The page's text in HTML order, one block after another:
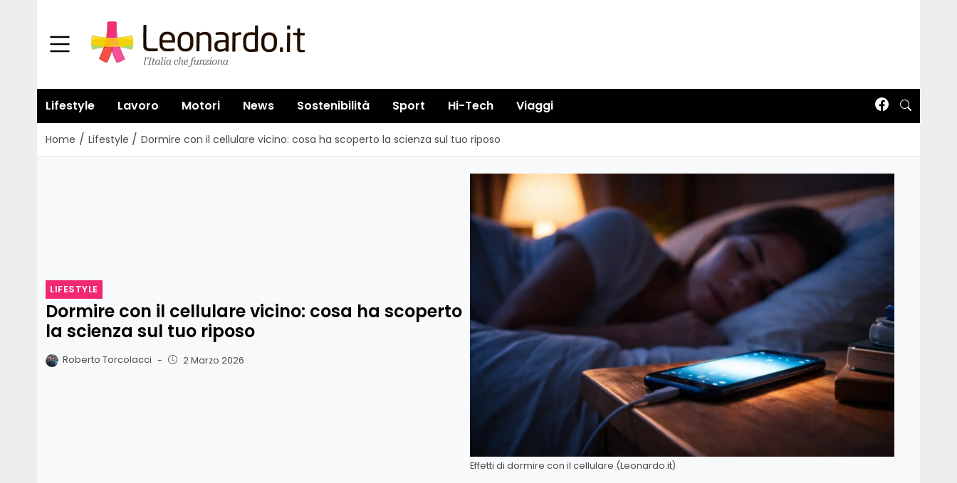
Lifestyle Lavoro Motori News Sostenibilità Sport Hi-Tech Viaggi
Home / Lifestyle / Dormire con il cellulare vicino: cosa ha scoperto la scienza sul tuo riposo
LIFESTYLE
Dormire con il cellulare vicino: cosa ha scoperto
la scienza sul tuo riposo
Roberto Torcolacci - 2 Marzo 2026
Effetti di dormire con il cellulare (Leonardo.it)